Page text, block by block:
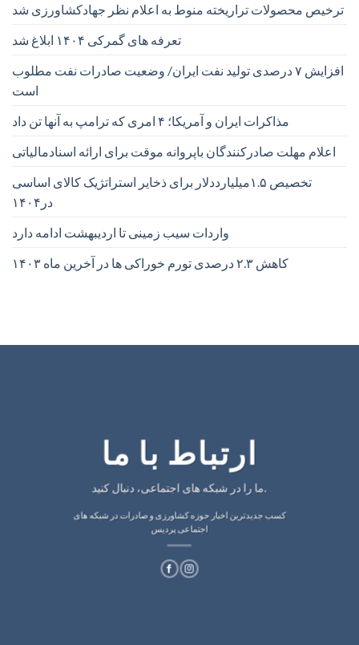
ترخیص محصولات تراریخته منوط به اعلام نظر جهادکشاورزی شد
تعرفه های گمرکی ۱۴۰۴ ابلاغ شد
افزایش ۷ درصدی تولید نفت ایران/ وضعیت صادرات نفت مطلوب
است
مذاکرات ایران و آمریکا؛ ۴ امری که ترامپ به آنها تن داد
اعلام مهلت صادرکنندگان باپروانه موقت برای ارائه اسنادمالیاتی
تخصیص ۱.۵میلیارددلار برای ذخایر استراتژیک کالای اساسی
در۱۴۰۴
واردات سیب زمینی تا اردیبهشت ادامه دارد
کاهش ۲.۳ درصدی تورم خوراکی ها در آخرین ماه ۱۴۰۳
ارتباط با ما
ما را در شبکه های اجتماعی، دنبال کنید.
کسب جدیدترین اخبار حوزه کشاورزی و صادرات در شبکه های
اجتماعی پردیس